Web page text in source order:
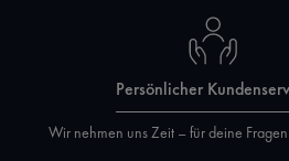
Persönlicher
Wir nehmen uns Zeit – für deine